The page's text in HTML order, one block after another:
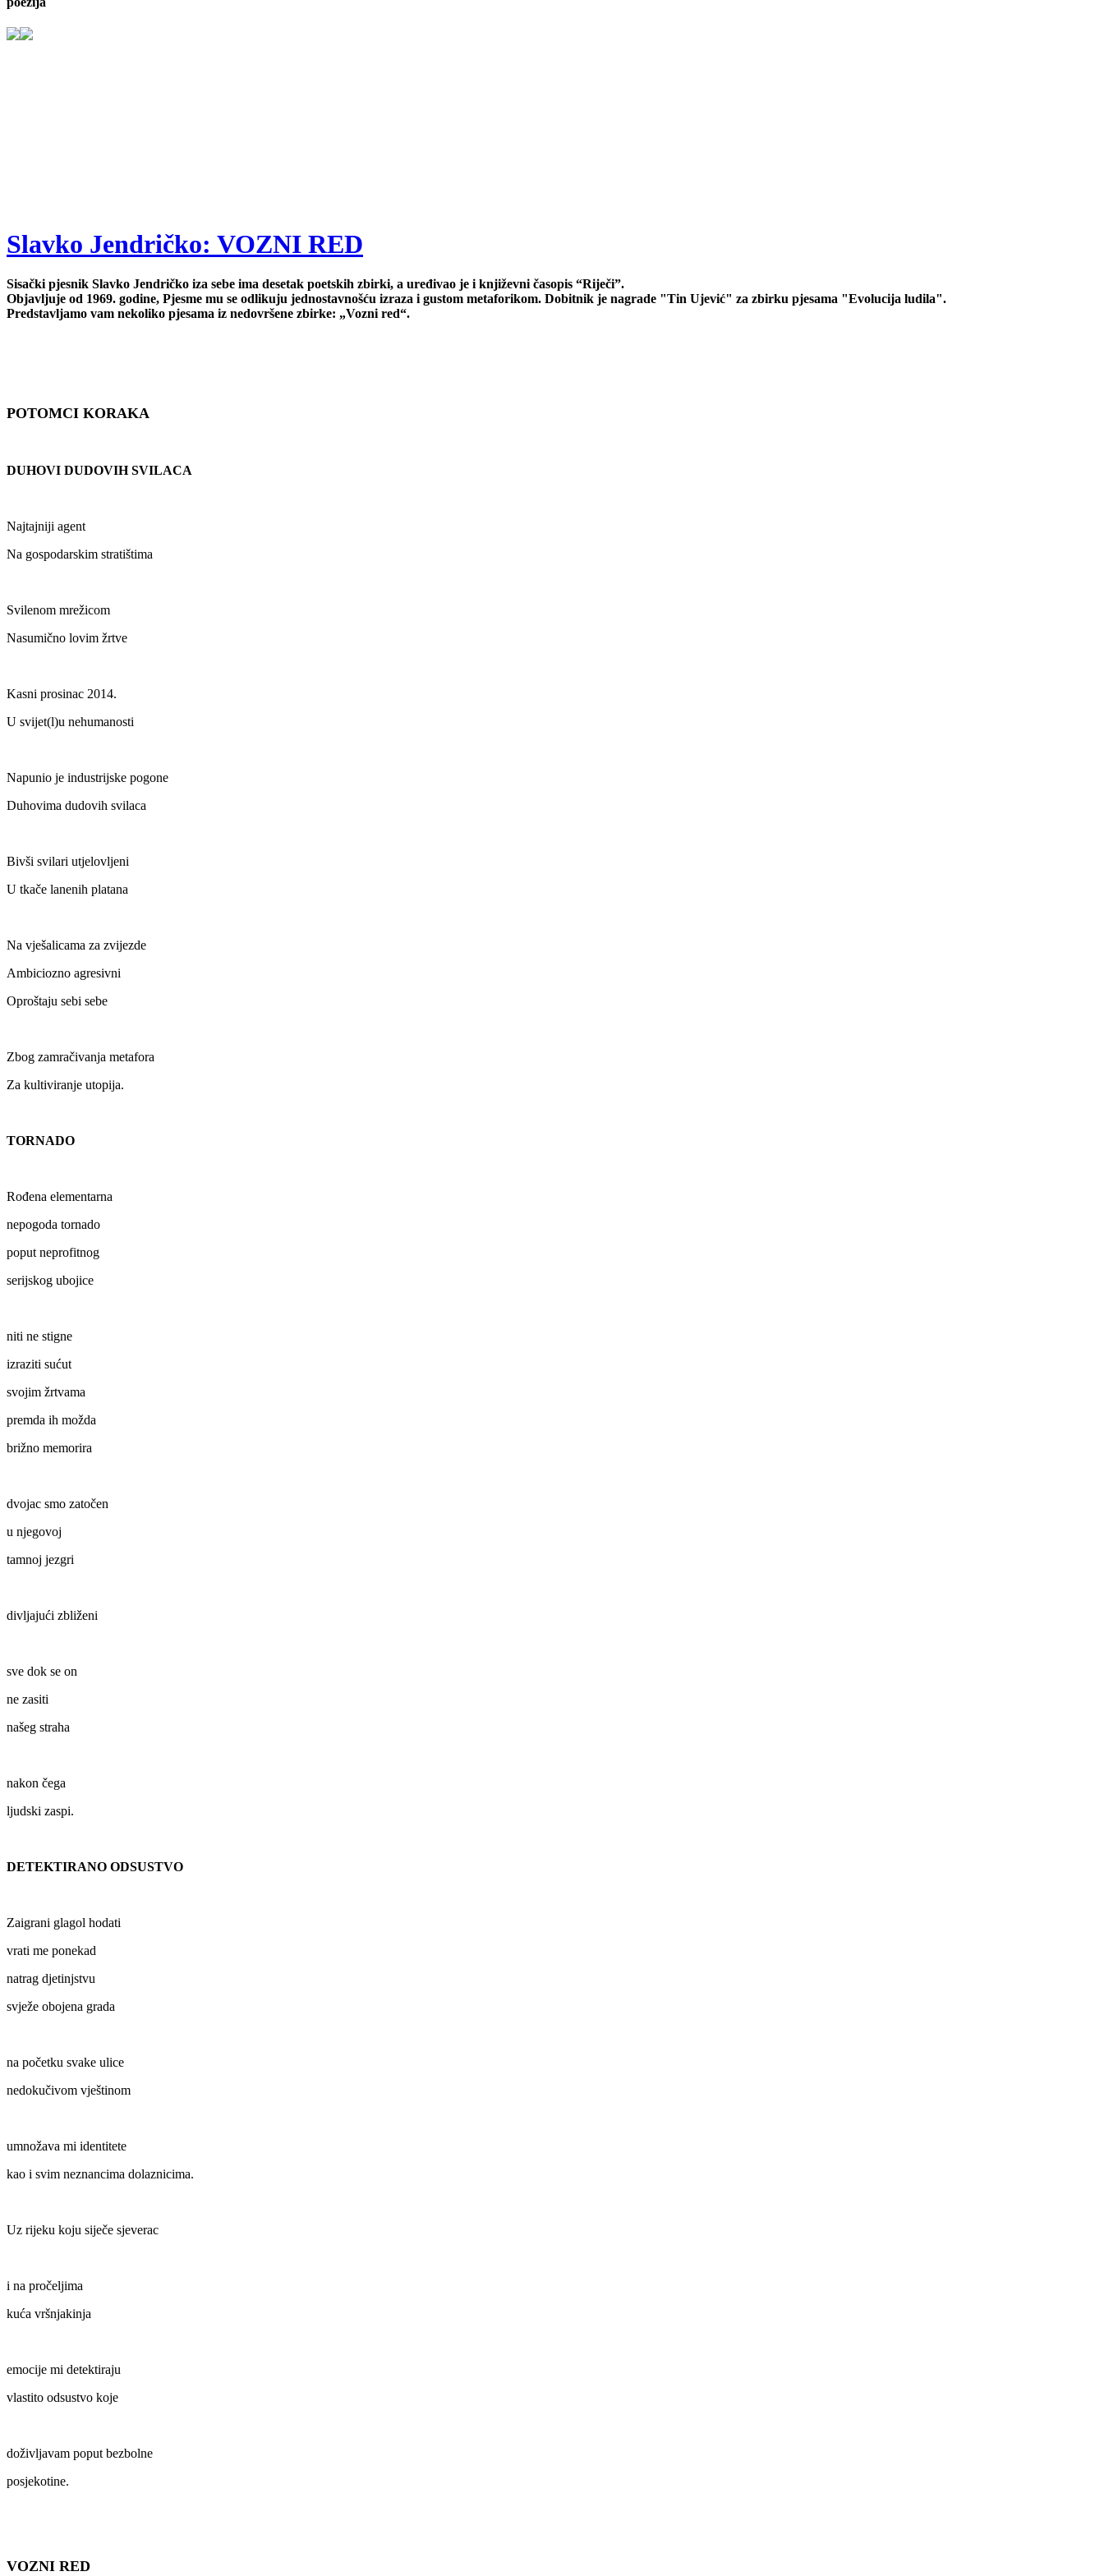
Slavko Jendričko: VOZNI RED
Sisački pjesnik Slavko Jendričko iza sebe ima desetak poetskih zbirki, a uređivao je i književni časopis “Riječi”.
Objavljuje od 1969. godine, Pjesme mu se odlikuju jednostavnošću izraza i gustom metaforikom. Dobitnik je nagrade "Tin Ujević" za zbirku pjesama "Evolucija ludila".
Predstavljamo vam nekoliko pjesama iz nedovršene zbirke: „Vozni red“.
POTOMCI KORAKA
DUHOVI DUDOVIH SVILACA
Najtajniji agent
Na gospodarskim stratištima
Svilenom mrežicom
Nasumično lovim žrtve
Kasni prosinac 2014.
U svijet(l)u nehumanosti
Napunio je industrijske pogone
Duhovima dudovih svilaca
Bivši svilari utjelovljeni
U tkače lanenih platana
Na vješalicama za zvijezde
Ambiciozno agresivni
Oproštaju sebi sebe
Zbog zamračivanja metafora
Za kultiviranje utopija.
TORNADO
Rođena elementarna
nepogoda tornado
poput neprofitnog
serijskog ubojice
niti ne stigne
izraziti sućut
svojim žrtvama
premda ih možda
brižno memorira
dvojac smo zatočen
u njegovoj
tamnoj jezgri
divljajući zbliženi
sve dok se on
ne zasiti
našeg straha
nakon čega
ljudski zaspi.
DETEKTIRANO ODSUSTVO
Zaigrani glagol hodati
vrati me ponekad
natrag djetinjstvu
svježe obojena grada
na početku svake ulice
nedokučivom vještinom
umnožava mi identitete
kao i svim neznancima dolaznicima.
Uz rijeku koju siječe sjeverac
i na pročeljima
kuća vršnjakinja
emocije mi detektiraju
vlastito odsustvo koje
doživljavam poput bezbolne
posjekotine.
VOZNI RED